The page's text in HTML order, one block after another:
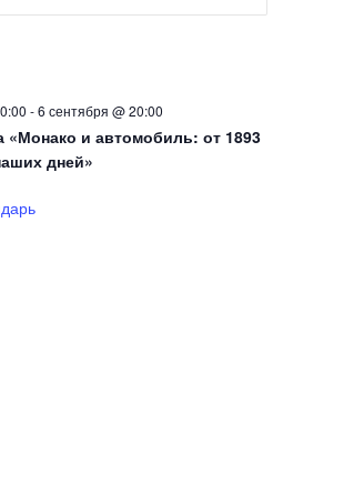
-6 сентября @ 20:00
«Монако и автомобиль: от 1893
дней»